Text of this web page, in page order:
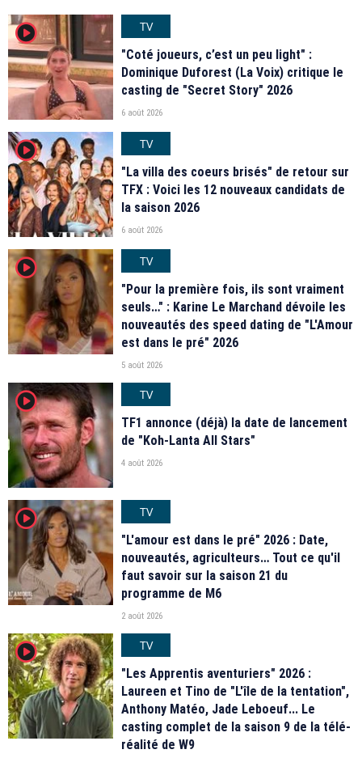
player2
TV
"Coté joueurs, c’est un peu light" :
Dominique Duforest (La Voix) critique le
casting de "Secret Story" 2026
6 août 2026
player2
TV
"La villa des coeurs brisés" de retour sur
TFX : Voici les 12 nouveaux candidats de
la saison 2026
6 août 2026
player2
TV
"Pour la première fois, ils sont vraiment
seuls…" : Karine Le Marchand dévoile les
nouveautés des speed dating de "L'Amour
est dans le pré" 2026
5 août 2026
player2
TV
TF1 annonce (déjà) la date de lancement
de "Koh-Lanta All Stars"
4 août 2026
player2
TV
"L'amour est dans le pré" 2026 : Date,
nouveautés, agriculteurs… Tout ce qu'il
faut savoir sur la saison 21 du
programme de M6
2 août 2026
player2
TV
"Les Apprentis aventuriers" 2026 :
Laureen et Tino de "L'île de la tentation",
Anthony Matéo, Jade Leboeuf... Le
casting complet de la saison 9 de la télé-
réalité de W9